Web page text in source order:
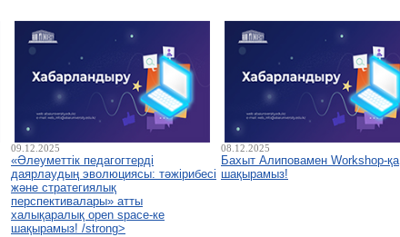
09.12.2025
«Әлеуметтік педагогтерді
даярлаудың эволюциясы: тәжірибесі
және стратегиялық
перспективалары» атты
халықаралық open space-ке
шақырамыз! /strong>
08.12.2025
Бахыт Алиповамен Workshop-қа
шақырамыз!